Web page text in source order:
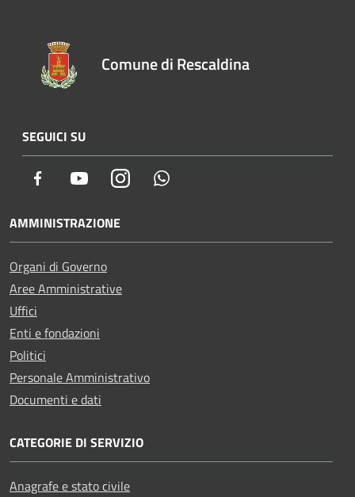
Comune di Rescaldina
SEGUICI SU
Facebook YoutubeInstagram
AMMINISTRAZIONE
Organi di Governo
Aree Amministrative
Uffici
Enti e fondazioni
Politici
Personale Amministrativo
Documenti e dati
CATEGORIE DI SERVIZIO
Anagrafe e stato civile